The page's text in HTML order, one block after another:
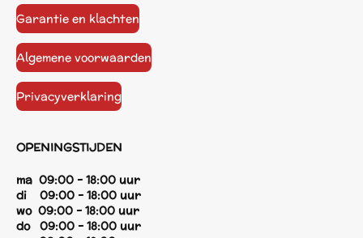
Garantie en klachten
Algemene voorwaarden
Privacyverklaring
OPENINGSTIJDEN
ma 09:00 - 18:00 uur
di 09:00 - 18:00 uur
wo 09:00 - 18:00 uur
do 09:00 - 18:00 uur